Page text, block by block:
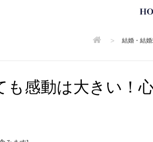
> 結婚・結
も感動は大きい！